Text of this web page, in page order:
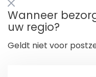
Wanneer
uw regio?
Geldt niet voor